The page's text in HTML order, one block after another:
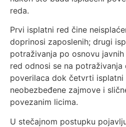
reda.
Prvi isplatni red čine
doprinosi zaposlenih; drugi
potraživanja po osnovu
red odnosi se na potraživanja
poverilaca dok četvrti isplatni
neobezbeđene zajmove i
povezanim licima.
U stečajnom postupku